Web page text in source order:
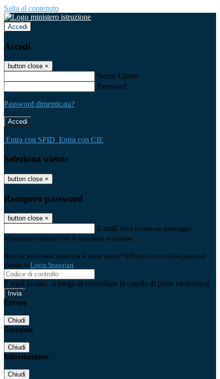
Salta al contenuto
Accedi
Accedi
button close ×
Nome Utente
Password
Password dimenticata?
-
Entra con SPID Entra con CIE
Seleziona utente
button close ×
Recupero password
button close ×
E-mail Verrà inviato un messaggio
all'indirizzo indicato con le istruzioni necessarie.
Non hai una e-mail associata al nome utente? Effettua il reset della password
tramite la Login Spaggiari
E-mail inviata, si prega di controllare la casella di posta elettronica!
Errore
Chiudi
Successo
Chiudi
Informazione
Chiudi